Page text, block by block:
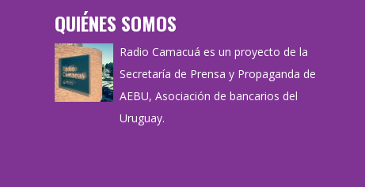
QUIÉNES SOMOS
Radio Camacuá es un proyecto de la
Secretaría de Prensa y Propaganda de
AEBU, Asociación de bancarios del
Uruguay.